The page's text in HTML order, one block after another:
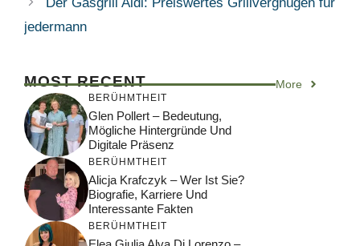
jedermann
MOST RECENT More
BERÜHMTHEIT
Glen Pollert – Bedeutung,
Mögliche Hintergründe Und
Digitale Präsenz
BERÜHMTHEIT
Alicja Krafczyk – Wer Ist Sie?
Biografie, Karriere Und
Interessante Fakten
BERÜHMTHEIT